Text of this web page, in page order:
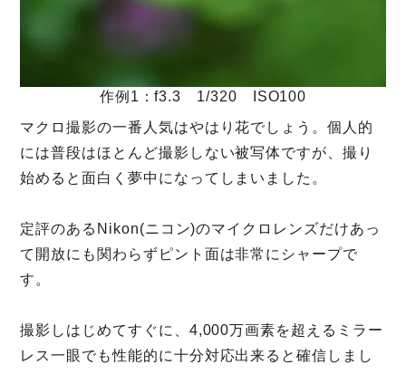
作例1：f3.3 1/320 ISO100
マクロ撮影の一番人気はやはり花でしょう。個人的
には普段はほとんど撮影しない被写体ですが、撮り
始めると面白く夢中になってしまいました。
定評のあるNikon(ニコン)のマイクロレンズだけあっ
て開放にも関わらずピント面は非常にシャープで
す。
撮影しはじめてすぐに、4,000万画素を超えるミラー
レス一眼でも性能的に十分対応出来ると確信しまし